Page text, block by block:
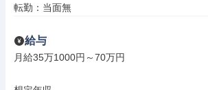
転勤：当面無
給与
月給35万1000円～70万円